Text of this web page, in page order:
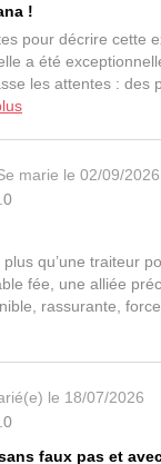
!
pour décrire cette
a été
les attentes : des
marie le 02/09/2026
qu’une traiteur
fée, une alliée
rassurante,
le 18/07/2026
faux pas et